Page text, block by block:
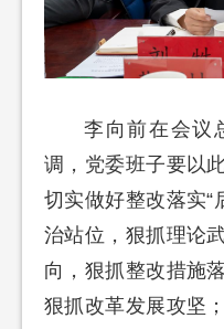
李向前在会议
调，党委班子要以
切实做好整改落实“
治站位，狠抓理论
向，狠抓整改措施
狠抓改革发展攻坚